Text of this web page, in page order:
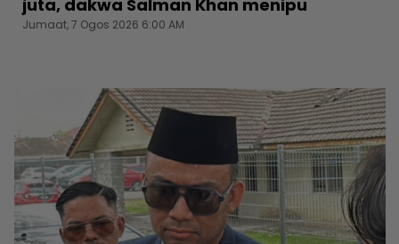
juta, dakwa Salman Khan menipu
Jumaat, 7 Ogos 2026 6:00 AM